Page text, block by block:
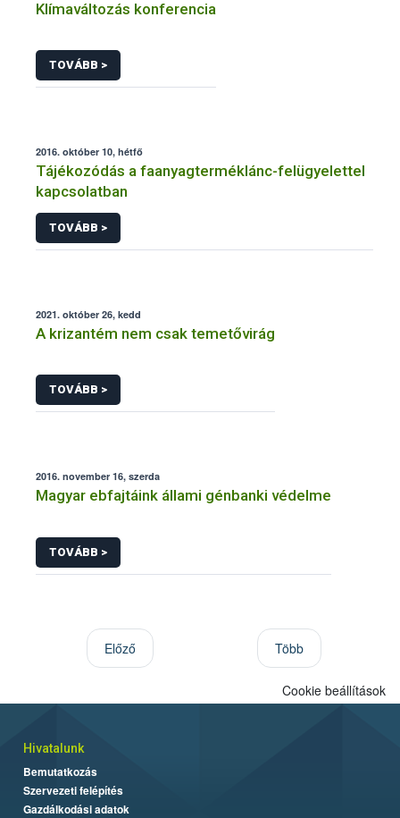
Klímaváltozás konferencia
TOVÁBB >
2016. október 10, hétfő
Tájékozódás a faanyagterméklánc-felügyelettel
kapcsolatban
TOVÁBB >
2021. október 26, kedd
A krizantém nem csak temetővirág
TOVÁBB >
2016. november 16, szerda
Magyar ebfajtáink állami génbanki védelme
TOVÁBB >
Előző Több
Cookie beállítások
Hivatalunk
Bemutatkozás
Szervezeti felépítés
Gazdálkodási adatok